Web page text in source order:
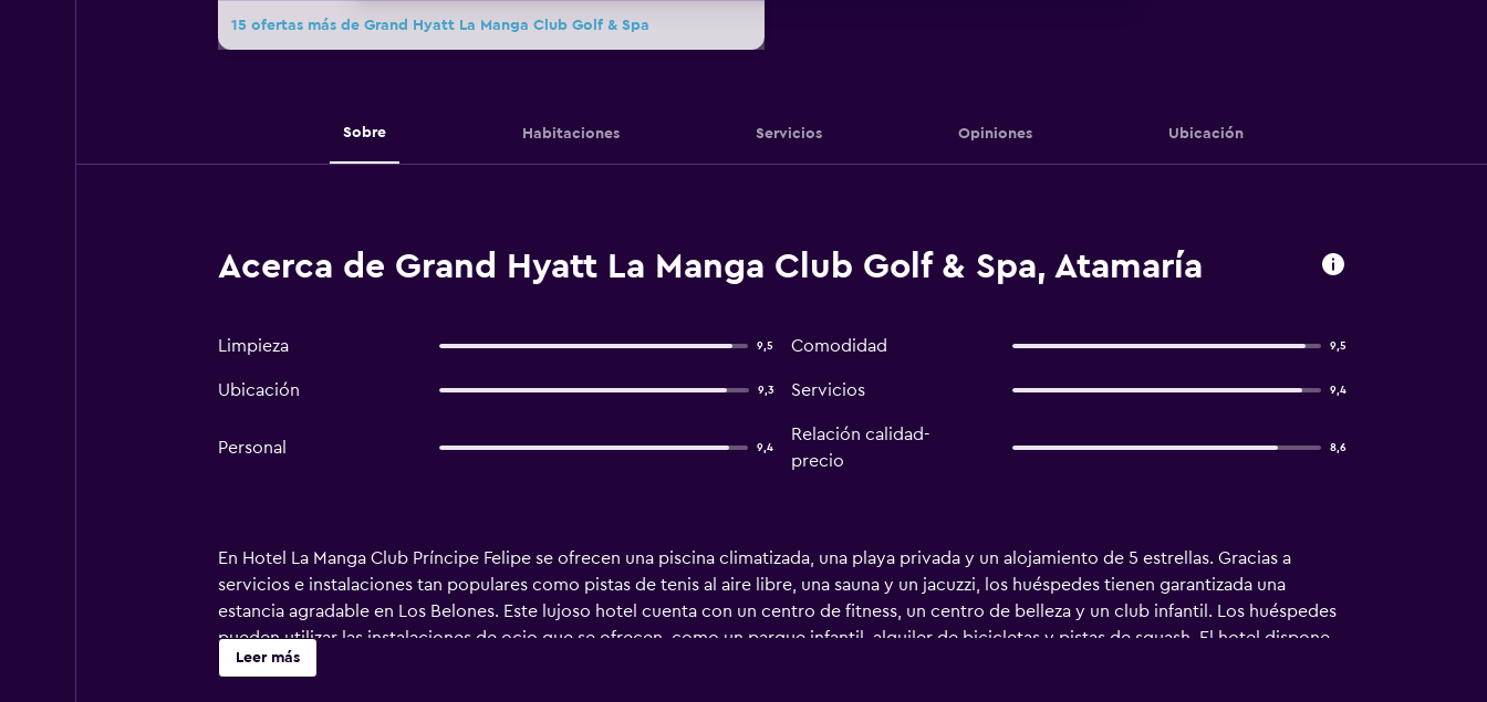
15 ofertas más de Grand Hyatt La Manga Club Golf & Spa
Sobre Habitaciones Servicios Opiniones Ubicación
Acerca de Grand Hyatt La Manga Club Golf & Spa, Atamaría
Limpieza 9,5 Comodidad 9,5
Ubicación 9,3 Servicios 9,4
Personal 9,4
Relación calidad-
precio
8,6
En Hotel La Manga Club Príncipe Felipe se ofrecen una piscina climatizada, una playa privada y un alojamiento de 5 estrellas. Gracias a
servicios e instalaciones tan populares como pistas de tenis al aire libre, una sauna y un jacuzzi, los huéspedes tienen garantizada una
estancia agradable en Los Belones. Este lujoso hotel cuenta con un centro de fitness, un centro de belleza y un club infantil. Los huéspedes
pueden utilizar las instalaciones de ocio que se ofrecen, como un parque infantil, alquiler de bicicletas y pistas de squash. El hotel dispone
de habitaciones elegantes equipadas con una tetera/cafetera, además de todas las comodidades necesarias para asegurarle una estancia
Leer más